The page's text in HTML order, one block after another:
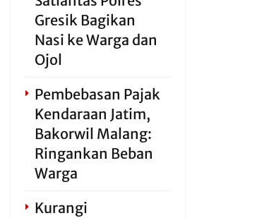
Gresik Bagikan
Nasi ke Warga dan
Ojol
Pembebasan Pajak
Kendaraan Jatim,
Bakorwil Malang:
Ringankan Beban
Warga
Kurangi